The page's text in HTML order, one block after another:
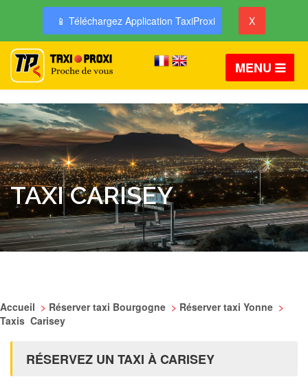
📱 Téléchargez Application TaxiProxi X
MENU
TAXI CARISEY
Accueil > Réserver taxi Bourgogne > Réserver taxi Yonne >
Taxis Carisey
RÉSERVEZ UN TAXI À CARISEY